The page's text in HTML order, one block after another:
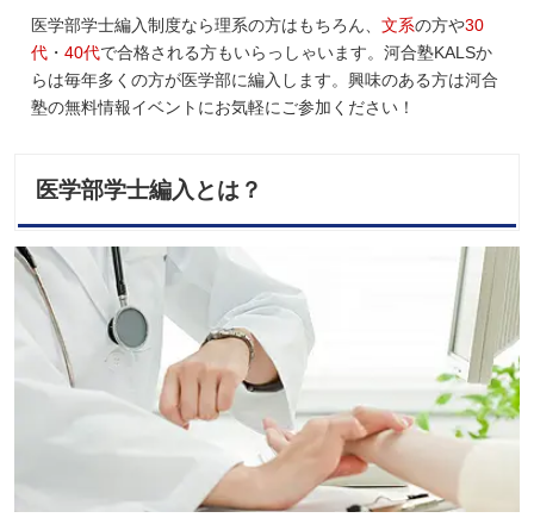
医学部学士編入制度なら理系の方はもちろん、文系の方や30
代 ・40代で合格される方もいらっしゃいます。河合塾KALSか
らは毎年多くの方が医学部に編入します。興味のある方は河合
塾の無料情報イベントにお気軽にご参加ください！
医学部学士編入とは？